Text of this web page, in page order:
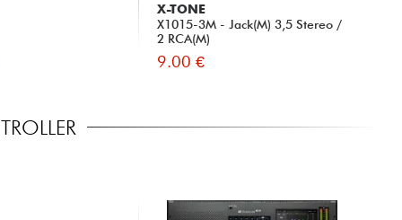
multicanal (16x16@96kHz,
X-TONE
X1015-3M - Jack(M) 3,5 Stereo /
2 RCA(M)
9.00 €